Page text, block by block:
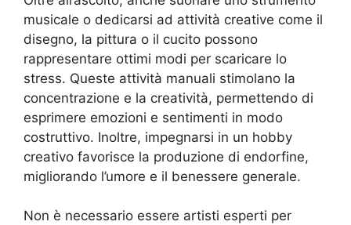
musicale o dedicarsi ad attività creative come il
disegno, la pittura o il cucito possono
rappresentare ottimi modi per scaricare lo
stress. Queste attività manuali stimolano la
concentrazione e la creatività, permettendo di
esprimere emozioni e sentimenti in modo
costruttivo. Inoltre, impegnarsi in un hobby
creativo favorisce la produzione di endorfine,
migliorando l’umore e il benessere generale.
Non è necessario essere artisti esperti per